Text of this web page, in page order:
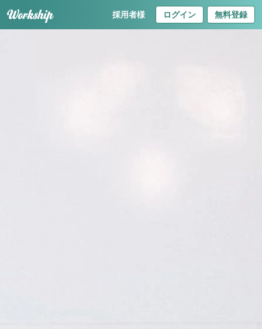
採用者様 ログイン 無料登録